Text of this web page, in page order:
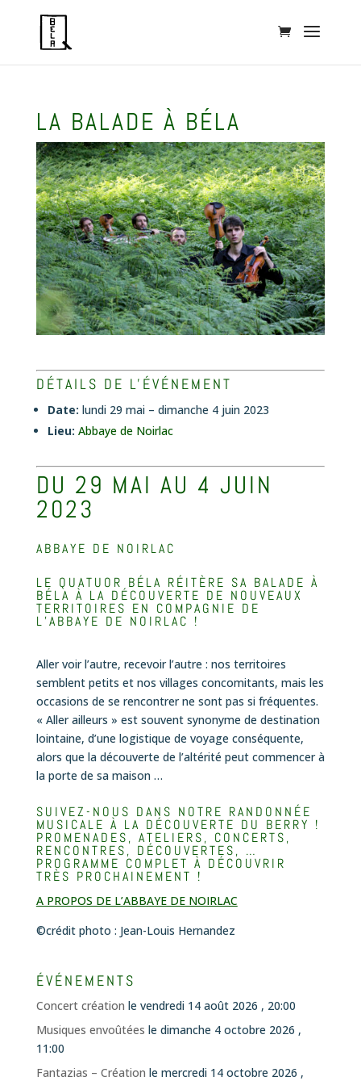
LA BALADE À BÉLA
DÉTAILS DE L'ÉVÉNEMENT
Date: lundi 29 mai– dimanche 4 juin 2023
Lieu: Abbaye de Noirlac
DU 29 MAI AU 4 JUIN
2023
ABBAYE DE NOIRLAC
LE QUATUOR BÉLA RÉITÈRE SA BALADE À
BÉLA À LA DÉCOUVERTE DE NOUVEAUX
TERRITOIRES EN COMPAGNIE DE
L’ABBAYE DE NOIRLAC !
Aller voir l’autre, recevoir l’autre : nos territoires
semblent petits et nos villages concomitants, mais les
occasions de se rencontrer ne sont pas si fréquentes.
« Aller ailleurs » est souvent synonyme de destination
lointaine, d’une logistique de voyage conséquente,
alors que la découverte de l’altérité peut commencer à
la porte de sa maison …
SUIVEZ-NOUS DANS NOTRE RANDONNÉE
MUSICALE À LA DÉCOUVERTE DU BERRY !
PROMENADES, ATELIERS, CONCERTS,
RENCONTRES, DÉCOUVERTES, …
PROGRAMME COMPLET À DÉCOUVRIR
TRÈS PROCHAINEMENT !
A PROPOS DE L’ABBAYE DE NOIRLAC
©crédit photo : Jean-Louis Hernandez
ÉVÉNEMENTS
Concert création le vendredi 14 août 2026 , 20:00
Musiques envoûtées le dimanche 4 octobre 2026 ,
11:00
Fantazias – Création le mercredi 14 octobre 2026 ,